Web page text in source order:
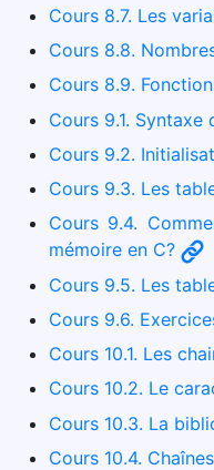
Cours 8.7. Les
Cours 8.8.
Cours 8.9.
Cours 9.1. Syntaxe
Cours 9.2.
Cours 9.3. Les
Cours 9.4.
mémoire en C?
Cours 9.5. Les
Cours 9.6.
Cours 10.1. Les
Cours 10.2. Le
Cours 10.3. La
Cours 10.4.